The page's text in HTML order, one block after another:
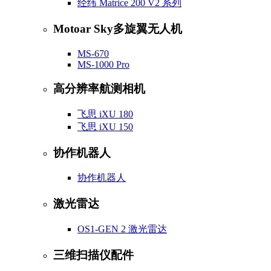
经纬 Matrice 200 V2 系列
Motoar Sky多旋翼无人机
MS-670
MS-1000 Pro
高分辨率航测相机
飞思 iXU 180
飞思 iXU 150
协作机器人
协作机器人
激光雷达
OS1-GEN 2 激光雷达
三维扫描仪配件